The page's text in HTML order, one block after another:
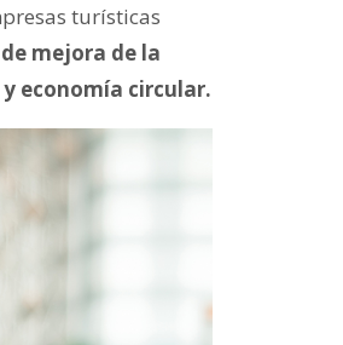
turísticas
mejora de la
economía circular.